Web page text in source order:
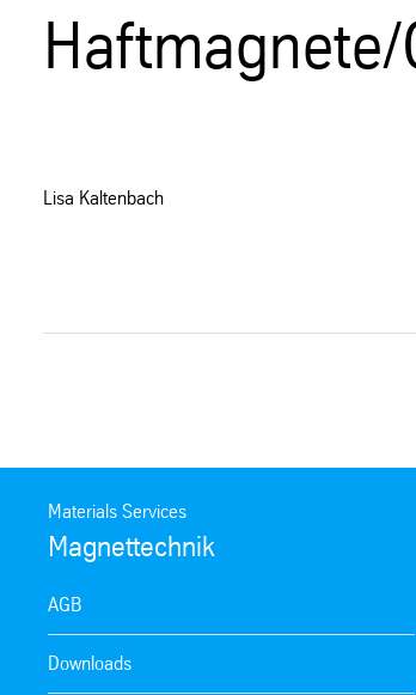
Haftmagnete/
Lisa Kaltenbach
Materials Services
Magnettechnik
AGB
Downloads